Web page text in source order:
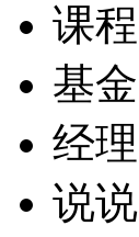
课程
基金
经理
说说